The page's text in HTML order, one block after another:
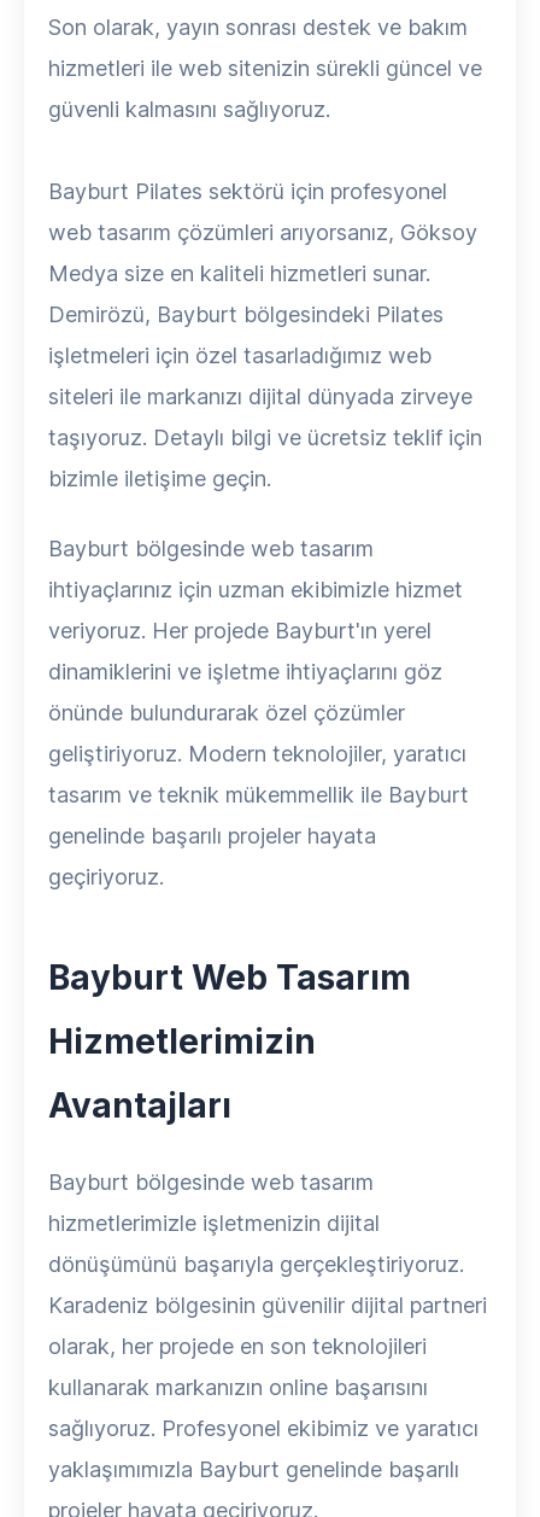
Son olarak, yayın sonrası destek ve bakım
hizmetleri ile web sitenizin sürekli güncel ve
güvenli kalmasını sağlıyoruz.
Bayburt Pilates sektörü için profesyonel
web tasarım çözümleri arıyorsanız, Göksoy
Medya size en kaliteli hizmetleri sunar.
Demirözü, Bayburt bölgesindeki Pilates
işletmeleri için özel tasarladığımız web
siteleri ile markanızı dijital dünyada zirveye
taşıyoruz. Detaylı bilgi ve ücretsiz teklif için
bizimle iletişime geçin.
Bayburt bölgesinde web tasarım
ihtiyaçlarınız için uzman ekibimizle hizmet
veriyoruz. Her projede Bayburt'ın yerel
dinamiklerini ve işletme ihtiyaçlarını göz
önünde bulundurarak özel çözümler
geliştiriyoruz. Modern teknolojiler, yaratıcı
tasarım ve teknik mükemmellik ile Bayburt
genelinde başarılı projeler hayata
geçiriyoruz.
Bayburt Web Tasarım
Hizmetlerimizin
Avantajları
Bayburt bölgesinde web tasarım
hizmetlerimizle işletmenizin dijital
dönüşümünü başarıyla gerçekleştiriyoruz.
Karadeniz bölgesinin güvenilir dijital partneri
olarak, her projede en son teknolojileri
kullanarak markanızın online başarısını
sağlıyoruz. Profesyonel ekibimiz ve yaratıcı
yaklaşımımızla Bayburt genelinde başarılı
projeler hayata geçiriyoruz.